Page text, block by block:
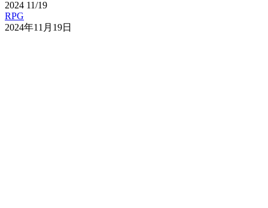
2024 11/19
RPG
2024年11月19日